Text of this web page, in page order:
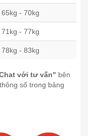
65kg - 70kg
71kg - 77kg
78kg - 83kg
với tư vấn" bên
số trong bảng